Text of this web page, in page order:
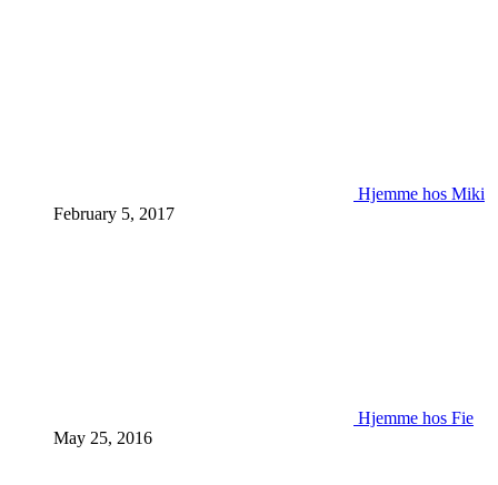
Hjemme hos Miki
February 5, 2017
Hjemme hos Fie
May 25, 2016